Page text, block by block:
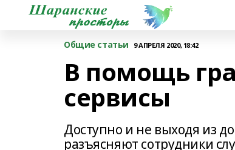
Общие статьи 9 АПРЕЛЯ 2020, 18:42
В помощь
сервисы
Доступно и не выходя из
разъясняют сотрудники